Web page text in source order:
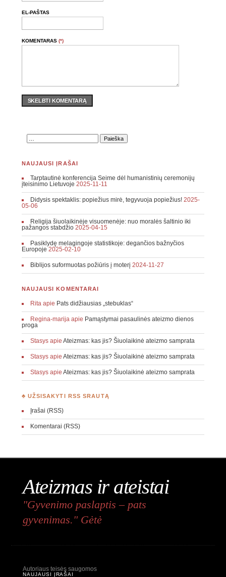
EL-PAŠTAS
KOMENTARAS (*)
SKELBTI KOMENTARĄ
NAUJAUSI ĮRAŠAI
Tarptautinė konferencija Seime dėl humanistinių ceremonijų
įteisinimo Lietuvoje 2025-11-11
Didysis spektaklis: popiežius mirė, tegyvuoja popiežius! 2025-
05-06
Religija šiuolaikinėje visuomenėje: nuo moralės šaltinio iki
pažangos stabdžio 2025-04-15
Pasiklydę melagingoje statistikoje: degančios bažnyčios
Europoje 2025-02-10
Biblijos suformuotas požiūris į moterį 2024-11-27
NAUJAUSI KOMENTARAI
Ritaapie Pats didžiausias „stebuklas“
Regina-marijaapie Pamąstymai pasaulinės ateizmo dienos
proga
Stasysapie Ateizmas: kas jis? Šiuolaikinė ateizmo samprata
Stasysapie Ateizmas: kas jis? Šiuolaikinė ateizmo samprata
Stasysapie Ateizmas: kas jis? Šiuolaikinė ateizmo samprata
♣ UŽSISAKYTI RSS SRAUTĄ
Įrašai (RSS)
Komentarai (RSS)
Ateizmas ir ateistai
"Gyvenimo paslaptis – pats
gyvenimas." Gėtė
Autoriaus teisės saugomos
NAUJAUSI ĮRAŠAI